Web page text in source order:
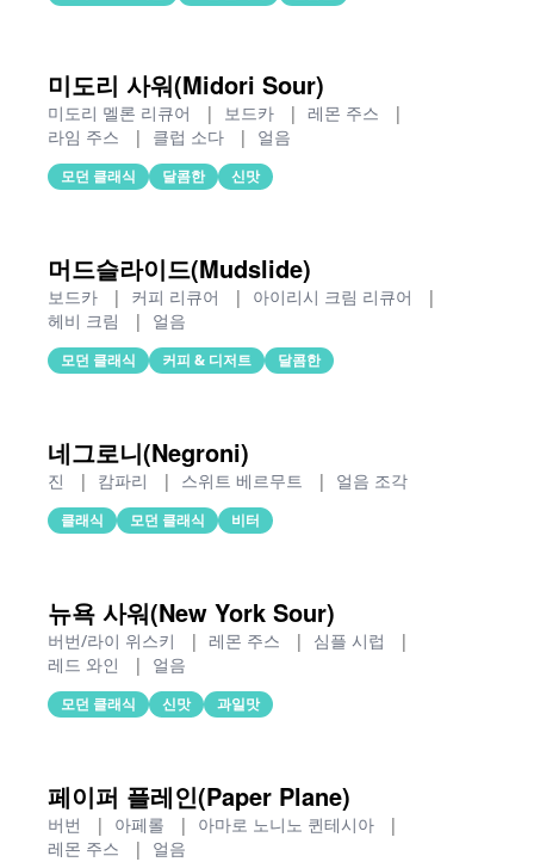
미도리 사워(Midori Sour)
미도리 멜론 리큐어 | 보드카 | 레몬 주스
|
라임 주스
| 클럽 소다 | 얼음
모던 클래식 달콤한 신맛
머드슬라이드(Mudslide)
보드카 | 커피 리큐어 | 아이리시 크림 리큐어
|
헤비 크림
| 얼음
모던 클래식 커피 & 디저트 달콤한
네그로니(Negroni)
진 | 캄파리 | 스위트 베르무트 | 얼음 조각
클래식 모던 클래식 비터
뉴욕 사워(New York Sour)
버번/라이 위스키 | 레몬 주스 | 심플 시럽
|
레드 와인
| 얼음
모던 클래식 신맛 과일맛
페이퍼 플레인(Paper Plane)
버번 | 아페롤 | 아마로 노니노 퀸테시아
|
레몬 주스
| 얼음